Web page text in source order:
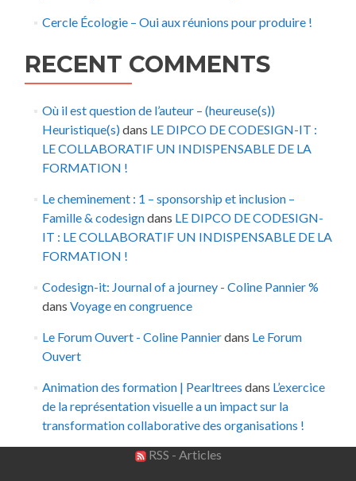
Cercle Écologie – Oui aux réunions pour produire !
RECENT COMMENTS
Où il est question de l’auteur – (heureuse(s))
Heuristique(s)dans LE DIPCO DE CODESIGN-IT :
LE COLLABORATIF UN INDISPENSABLE DE LA
FORMATION !
Le cheminement : 1 – sponsorship et inclusion –
Famille & codesigndans LE DIPCO DE CODESIGN-
IT : LE COLLABORATIF UN INDISPENSABLE DE LA
FORMATION !
Codesign-it: Journal of a journey - Coline Pannier %
dans Voyage en congruence
Le Forum Ouvert - Coline Pannierdans Le Forum
Ouvert
Animation des formation | Pearltrees dans L’exercice
de la représentation visuelle a un impact sur la
transformation collaborative des organisations !
RSS - Articles